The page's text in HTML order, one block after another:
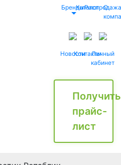
БрендыКаталог
Распродажа
О
НовостиКонтактыЛичный
кабинет
Получить
прайс-
лист